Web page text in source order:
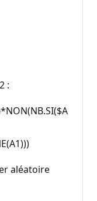
:
aléatoire